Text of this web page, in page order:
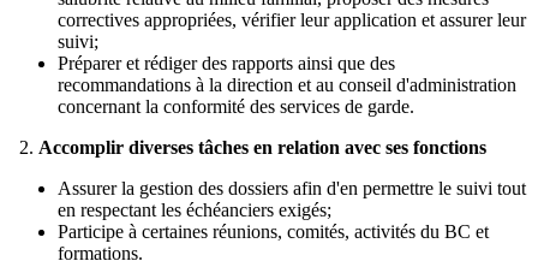
correctives appropriées, vérifier leur application et assurer leur
suivi;
Préparer et rédiger des rapports ainsi que des
recommandations à la direction et au conseil d'administration
concernant la conformité des services de garde.
2. Accomplir diverses tâches en relation avec ses fonctions
Assurer la gestion des dossiers afin d'en permettre le suivi tout
en respectant les échéanciers exigés;
Participe à certaines réunions, comités, activités du BC et
formations.